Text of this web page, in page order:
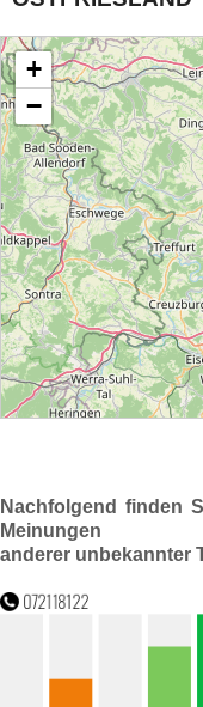
Nachfolgend finden
Meinungen
anderer unbekannter